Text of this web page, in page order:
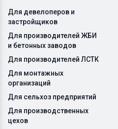
Для девелоперов и
застройщиков
Для производителей ЖБИ
и бетонных заводов
Для производителей ЛСТК
Для монтажных
организаций
Для сельхоз предприятий
Для производственных
цехов